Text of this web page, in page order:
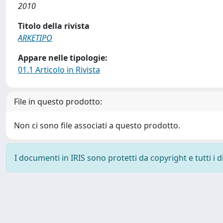
2010
Titolo della rivista
ARKETIPO
Appare nelle tipologie:
01.1 Articolo in Rivista
File in questo prodotto:
Non ci sono file associati a questo prodotto.
I documenti in IRIS sono protetti da copyright e tutti i